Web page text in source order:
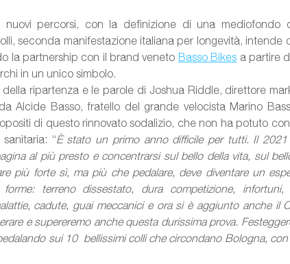
nuovi percorsi, con la definizione di una mediofondo
seconda manifestazione italiana per longevità, intende
la partnership con il brand veneto Basso Bikes a partire
in un unico simbolo.
della ripartenza e le parole di Joshua Riddle, direttore
Alcide Basso, fratello del grande velocista Marino
di questo rinnovato sodalizio, che non ha potuto
“È stato un primo anno difficile per tutti. Il
al più presto e concentrarsi sul bello della vita, sul
più forte sì, ma più che pedalare, deve diventare un
terreno dissestato, dura competizione, infortuni,
cadute, guai meccanici e ora si è aggiunto anche il
e supereremo anche questa durissima prova.
sui 10  bellissimi colli che circondano Bologna,